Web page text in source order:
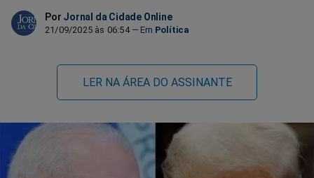
FacebookWhatsappTwitter Messenger
Por Jornal da Cidade Online
21/09/2025 às 06:54 Política
LER NA ÁREA DO ASSINANTE